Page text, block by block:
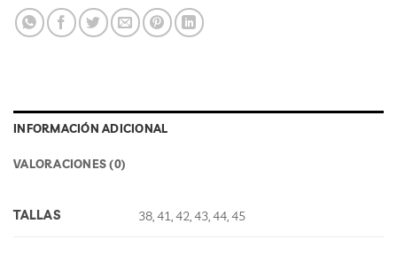
INFORMACIÓN ADICIONAL
VALORACIONES (0)
TALLAS 38, 41, 42, 43, 44, 45